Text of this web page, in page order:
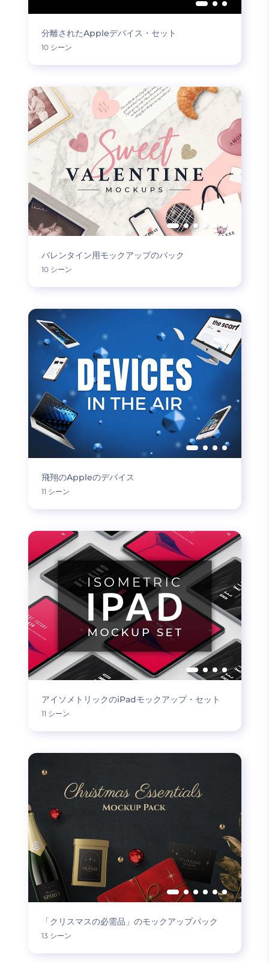
分離されたAppleデバイス・セット
10 シーン
バレンタイン用モックアップのパック
10 シーン
飛翔のAppleのデバイス
11 シーン
アイソメトリックのiPadモックアップ・セット
11 シーン
「クリスマスの必需品」のモックアップパック
13 シーン